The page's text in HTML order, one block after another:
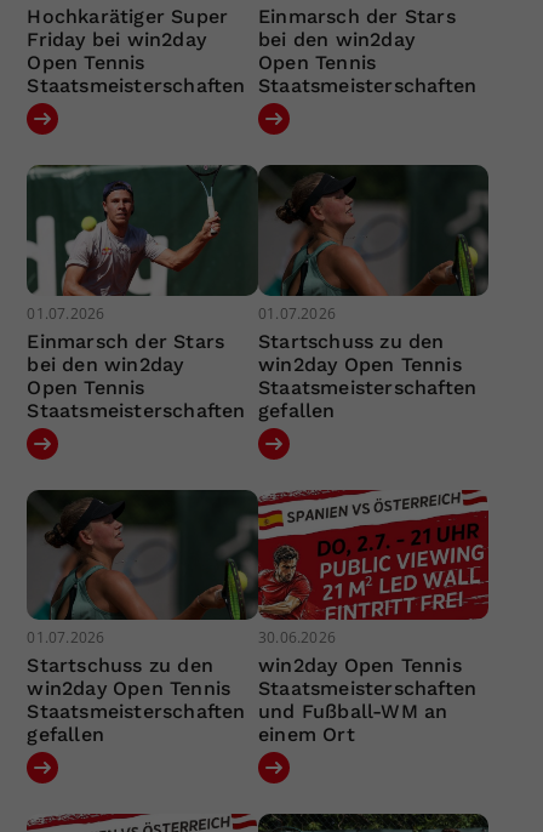
Hochkarätiger Super
Friday bei win2day
Open Tennis
Staatsmeisterschaften
Einmarsch der Stars
bei den win2day
Open Tennis
Staatsmeisterschaften
01.07.2026
Einmarsch der Stars
bei den win2day
Open Tennis
Staatsmeisterschaften
01.07.2026
Startschuss zu den
win2day Open Tennis
Staatsmeisterschaften
gefallen
01.07.2026
Startschuss zu den
win2day Open Tennis
Staatsmeisterschaften
gefallen
30.06.2026
win2day Open Tennis
Staatsmeisterschaften
und Fußball-WM an
einem Ort